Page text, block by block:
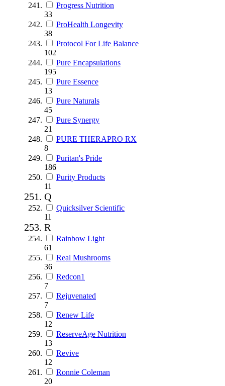
Progress Nutrition
33
ProHealth Longevity
38
Protocol For Life Balance
102
Pure Encapsulations
195
Pure Essence
13
Pure Naturals
45
Pure Synergy
21
PURE THERAPRO RX
8
Puritan's Pride
186
Purity Products
11
Q
Quicksilver Scientific
11
R
Rainbow Light
61
Real Mushrooms
36
Redcon1
7
Rejuvenated
7
Renew Life
12
ReserveAge Nutrition
13
Revive
12
Ronnie Coleman
20